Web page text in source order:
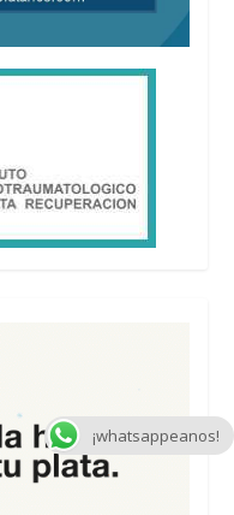
¡whatsappeanos!